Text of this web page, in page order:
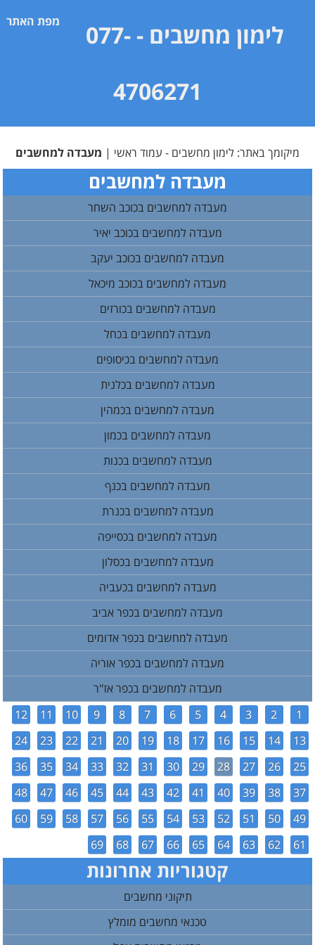
מפת האתר לימון מחשבים
- 077-
4706271
מיקומך באתר: לימון מחשבים - עמוד ראשי | מעבדה למחשבים
מעבדה למחשבים
מעבדה למחשבים בכוכב השחר
מעבדה למחשבים בכוכב יאיר
מעבדה למחשבים בכוכב יעקב
מעבדה למחשבים בכוכב מיכאל
מעבדה למחשבים בכורזים
מעבדה למחשבים בכחל
מעבדה למחשבים בכיסופים
מעבדה למחשבים בכלנית
מעבדה למחשבים בכמהין
מעבדה למחשבים בכמון
מעבדה למחשבים בכנות
מעבדה למחשבים בכנף
מעבדה למחשבים בכנרת
מעבדה למחשבים בכסייפה
מעבדה למחשבים בכסלון
מעבדה למחשבים בכעביה
מעבדה למחשבים בכפר אביב
מעבדה למחשבים בכפר אדומים
מעבדה למחשבים בכפר אוריה
מעבדה למחשבים בכפר אז"ר
1
2
3
4
5
6
7
8
9
10
11
12
13
14
15
16
17
18
19
20
21
22
23
24
25
26
27
28
29
30
31
32
33
34
35
36
37
38
39
40
41
42
43
44
45
46
47
48
49
50
51
52
53
54
55
56
57
58
59
60
61
62
63
64
65
66
67
68
69
קטגוריות אחרונות
תיקוני מחשבים
טכנאי מחשבים מומלץ